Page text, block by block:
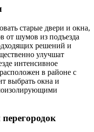
старые двери и окна,
от шумов из подъезда
решений и
улучшат
интенсивное
в районе с
выбрать окна и